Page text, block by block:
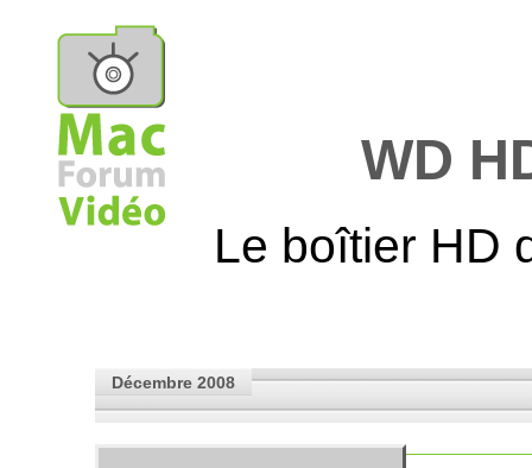
WD
Le boîtier HD
Décembre 2008